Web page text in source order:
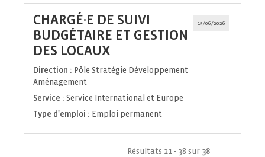
15/06/2026
CHARGÉ·E DE SUIVI
BUDGÉTAIRE ET GESTION
DES LOCAUX(Nouvelle
fenêtre)
Direction : Pôle Stratégie Développement
Aménagement
Service : Service International et Europe
Type d'emploi : Emploi permanent
Résultats 21 - 38 sur 38